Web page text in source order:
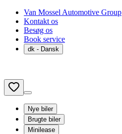
Van Mossel Automotive Group
Kontakt os
Besøg os
Book service
dk - Dansk
Nye biler
Brugte biler
Minilease